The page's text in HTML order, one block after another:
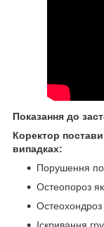
Показання до
Коректор
випадках:
Порушення
Остеопороз
Остеохондроз
Іскривання